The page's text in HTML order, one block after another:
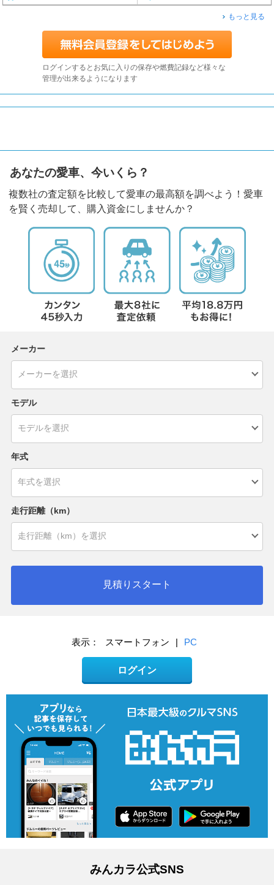
もっと見る
ログインするとお気に入りの保存や燃費記録など様々な
管理が出来るようになります
あなたの愛車、今いくら？
複数社の査定額を比較して愛車の最高額を調べよう！愛車
を賢く売却して、購入資金にしませんか？
メーカー
モデル
年式
走行距離（km）
見積りスタート
表示： スマートフォン | PC
ログイン
みんカラ公式SNS